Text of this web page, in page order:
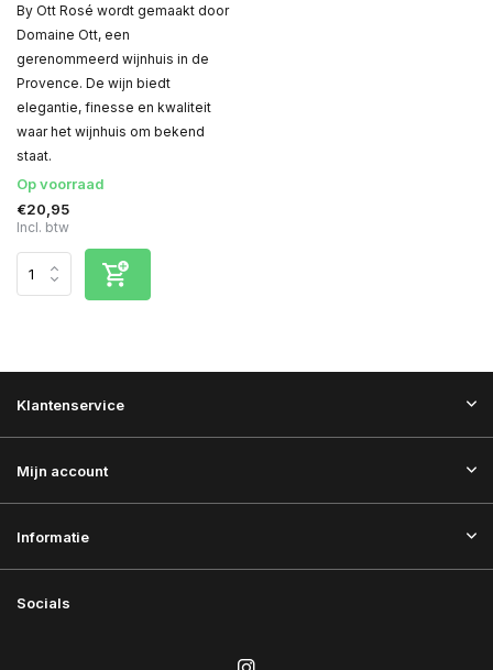
By Ott Rosé wordt gemaakt door
Domaine Ott, een
gerenommeerd wijnhuis in de
Provence. De wijn biedt
elegantie, finesse en kwaliteit
waar het wijnhuis om bekend
staat.
Op voorraad
€20,95
Incl. btw
Klantenservice
Mijn account
Informatie
Socials